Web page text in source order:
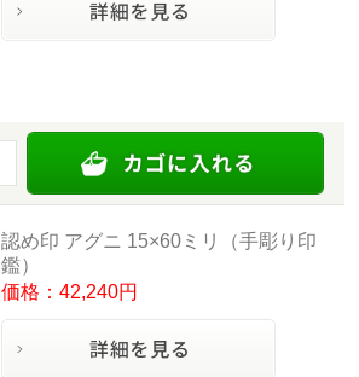
認め印 アグニ 15×60ミリ（手彫り印
鑑）
価格：42,240円